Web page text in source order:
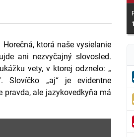
ktorá naše vysielanie
ani nezvyčajný slovosled.
vety, v ktorej odznelo: „
Slovíčko „aj“ je evidentne
pravda, ale jazykovedkyňa má